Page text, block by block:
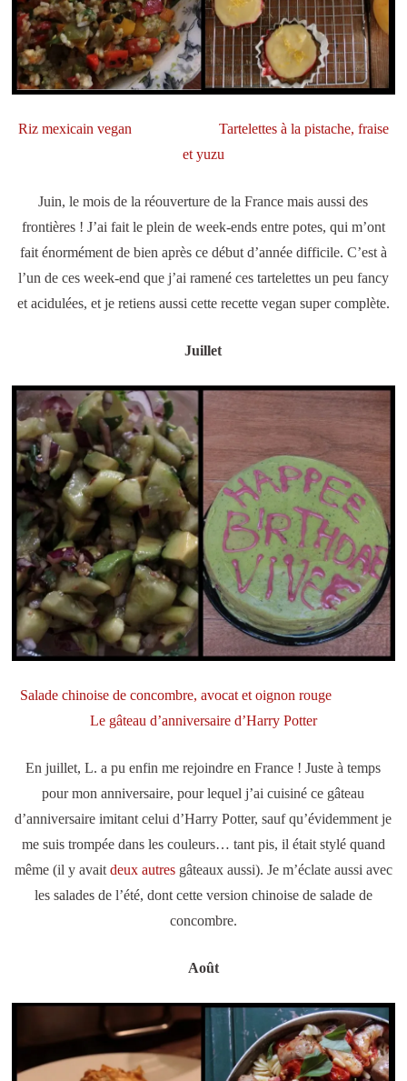
Riz mexicain vegan
Tartelettes à la pistache, fraise
et yuzu
Juin, le mois de la réouverture de la France mais aussi des
frontières ! J’ai fait le plein de week-ends entre potes, qui m’ont
fait énormément de bien après ce début d’année difficile. C’est à
l’un de ces week-end que j’ai ramené ces tartelettes un peu fancy
et acidulées, et je retiens aussi cette recette vegan super complète.
Juillet
Salade chinoise de concombre, avocat et oignon rouge
Le gâteau d’anniversaire d’Harry Potter
En juillet, L. a pu enfin me rejoindre en France ! Juste à temps
pour mon anniversaire, pour lequel j’ai cuisiné ce gâteau
d’anniversaire imitant celui d’Harry Potter, sauf qu’évidemment je
me suis trompée dans les couleurs… tant pis, il était stylé quand
même (il y avait deux autresgâteaux aussi). Je m’éclate aussi avec
les salades de l’été, dont cette version chinoise de salade de
concombre.
Août